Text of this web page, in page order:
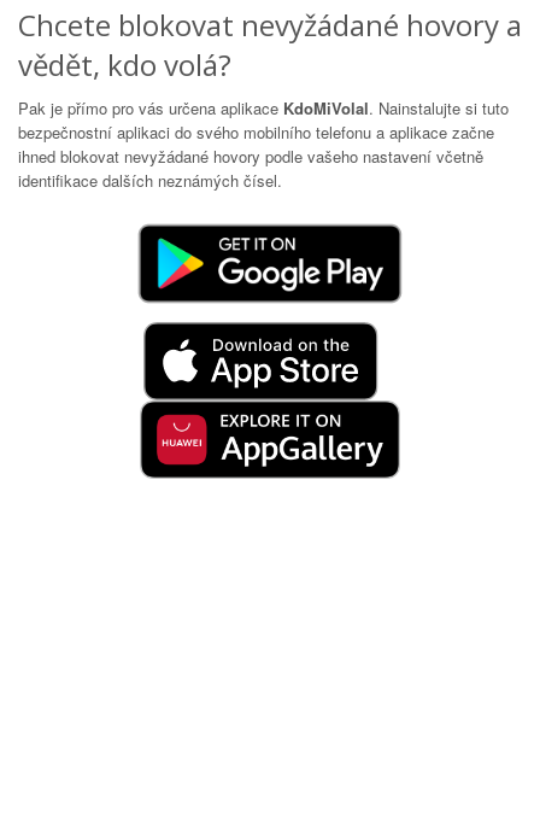
Chcete blokovat nevyžádané hovory a
vědět, kdo volá?
Pak je přímo pro vás určena aplikace KdoMiVolal. Nainstalujte si tuto
bezpečnostní aplikaci do svého mobilního telefonu a aplikace začne
ihned blokovat nevyžádané hovory podle vašeho nastavení včetně
identifikace dalších neznámých čísel.